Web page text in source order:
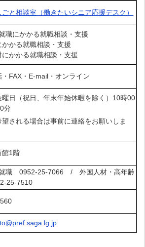
と相談室（働きたいシニア応援デスク）
職にかかる就職相談・支援
かかる就職相談・支援
にかかる就職相談・支援
FAX・E-mail・オンライン
曜日（祝日、年末年始休暇を除く）10時00
分
望される場合は事前に連絡をお願いしま
館1階
就職 0952-25-7066 / 外国人材・高年齢
25-7510